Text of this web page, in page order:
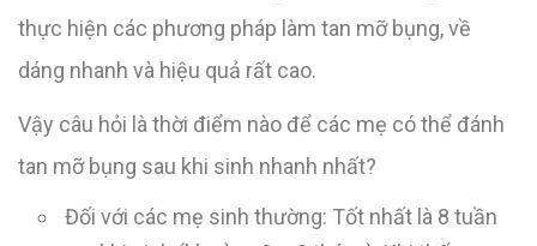
thực hiện các phương pháp làm tan mỡ bụng, về
dáng nhanh và hiệu quả rất cao.
Vậy câu hỏi là thời điểm nào để các mẹ có thể đánh
tan mỡ bụng sau khi sinh nhanh nhất?
Đối với các mẹ sinh thường: Tốt nhất là 8 tuần